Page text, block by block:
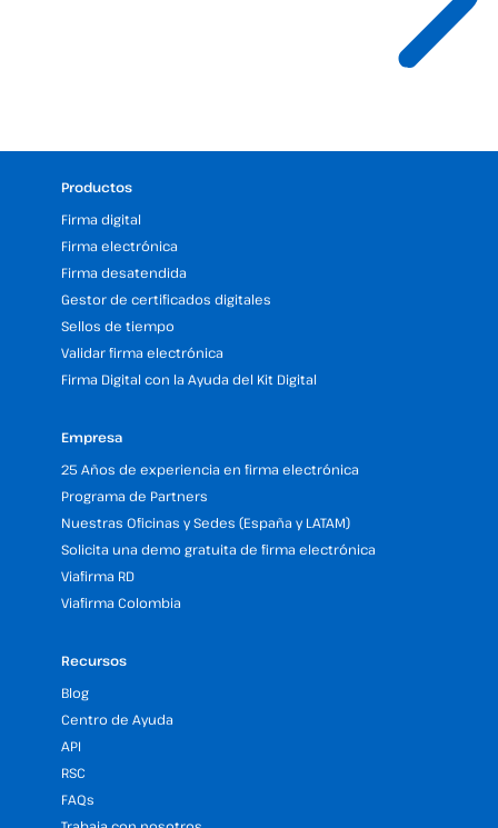
Productos
Firma digital
Firma electrónica
Firma desatendida
Gestor de certificados digitales
Sellos de tiempo
Validar firma electrónica
Firma Digital con la Ayuda del Kit Digital
Empresa
25 Años de experiencia en firma electrónica
Programa de Partners
Nuestras Oficinas y Sedes (España y LATAM)
Solicita una demo gratuita de firma electrónica
Viafirma RD
Viafirma Colombia
Recursos
Blog
Centro de Ayuda
API
RSC
FAQs